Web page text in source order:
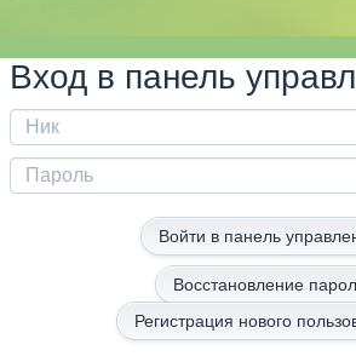
Вход в панель
Восстановление
Регистрация нового